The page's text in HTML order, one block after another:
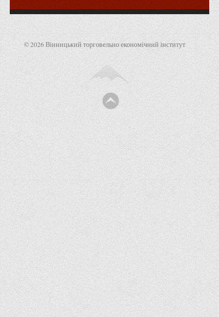
Матеріали наукових конференцій та вебінарів
Міжнародна діяльність
Програми подвійного диплому
Програми стажування (міжнародна практика)
Навчально-методичний
З організації виховної та культурно-мистецької роботи
Редакційно-видавничий
Центри
Розвитку кар’єри
Ресурсний центр зі сталого розвитку
Грантові проєкти ВТЕІ ДТЕУ
Підтримки технологій та інновацій (TISC)
© 2026 Вінницький торговельно економічний інститут